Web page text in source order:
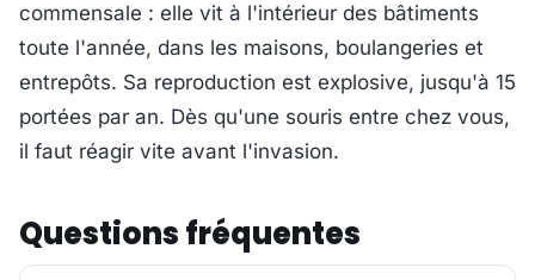
commensale : elle vit à l'intérieur des bâtiments
toute l'année, dans les maisons, boulangeries et
entrepôts. Sa reproduction est explosive, jusqu'à 15
portées par an. Dès qu'une souris entre chez vous,
il faut réagir vite avant l'invasion.
Questions fréquentes